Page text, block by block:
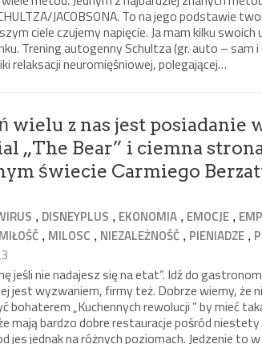
JACOBSONA. To na jego podstawie
ciele czujemy napięcie. Ja mam kilku swoich
Trening autogenny Schultza (gr. auto – sam
relaksacji neuromięśniowej, polegającej…
wielu z nas jest posiadanie
„The Bear” i ciemna
świecie Carmiego
, DISNEYPLUS , EKONOMIA , EMOCJE ,
MIŁOŚĆ , MILOSC , NIEZALEŻNOŚĆ , PIENIADZE ,
jeśli nie nadajesz się na etat”. Idź do
jest wyzwaniem, firmy też. Dobrze wiemy, że
bohaterem „Kuchennych rewolucji ” by mieć
mają bardzo dobre restauracje pośród
jes jednak na różnych poziomach. Jedzenie to